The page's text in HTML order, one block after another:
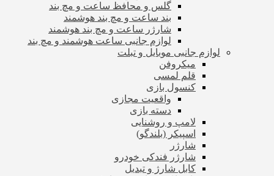
گلس و محافظ ساعت و مچ بند
بند ساعت و مچ بند هوشمند
شارژر ساعت و مچ بند هوشمند
لوازم جانبی ساعت هوشمند و مچ بند
لوازم جانبی موبایل و تبلت
میکروفن
قلم لمسی
کنسول بازی
واقعیت مجازی
دسته بازی
لامپ و روشنایی
اسپیکر (بلندگو)
شارژر
شارژر فندکی خودرو
کابل شارژ و تبدیل